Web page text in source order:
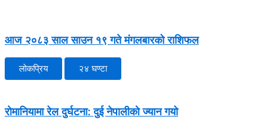
आज २०८३ साल साउन १९ गते मंगलबारको राशिफल
लोकप्रिय २४ घण्टा
रोमानियामा रेल दुर्घटना: दुई नेपालीको ज्यान गयो